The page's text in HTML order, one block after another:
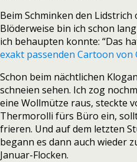
Beim Schminken den
Blöderweise bin ich schon
ich behaupten konnte: “Das
exakt passenden Cartoon von
Schon beim nächtlichen
schneien sehen. Ich zog
eine Wollmütze raus, steckte
Thermorolli fürs Büro ein,
frieren. Und auf dem letzten
begann es dann auch wieder
Januar-Flocken.